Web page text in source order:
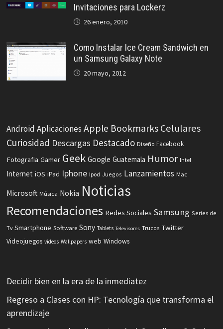
Invitaciones para Lockerz
26 enero, 2010
Como Instalar Ice Cream Sandwich en
un Samsung Galaxy Note
20 mayo, 2012
Android Aplicaciones Apple Bookmarks Celulares
Curiosidad Descargas Destacado Diseño Facebook
Fotografia Gamer Geek Google Guatemala Humor Intel
Internet iOS iPad Iphone Ipod Juegos Lanzamientos Mac
Microsoft Música Nokia Noticias
Recomendaciones Redes Sociales Samsung Series de
Tv Smartphone Software Sony Tablets Televisores Trucos Twitter
Videojuegos videos Wallpapers web Windows
Decidir bien en la era de la inmediatez
Regreso a Clases con HP: Tecnología que transforma el
aprendizaje